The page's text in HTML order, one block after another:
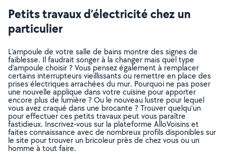
Petits travaux d’électricité chez un
particulier
L’ampoule de votre salle de bains montre des signes de
faiblesse. Il faudrait songer à la changer mais quel type
d’ampoule choisir ? Vous pensez également à remplacer
certains interrupteurs vieillissants ou remettre en place des
prises électriques arrachées du mur. Pourquoi ne pas poser
une nouvelle applique dans votre cuisine pour apporter
encore plus de lumière ? Ou le nouveau lustre pour lequel
vous avez craqué dans une brocante ? Trouver quelqu’un
pour effectuer ces petits travaux peut vous paraître
fastidieux. Inscrivez-vous sur la plateforme AlloVoisins et
faites connaissance avec de nombreux profils disponibles sur
le site pour trouver un bricoleur près de chez vous ou un
homme à tout faire.